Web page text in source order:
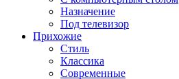
Назначение
Под телевизор
Прихожие
Стиль
Классика
Современные